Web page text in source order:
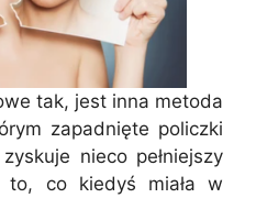
tak, jest inna metoda
zapadnięte policzki
nieco pełniejszy
to, co kiedyś miała w